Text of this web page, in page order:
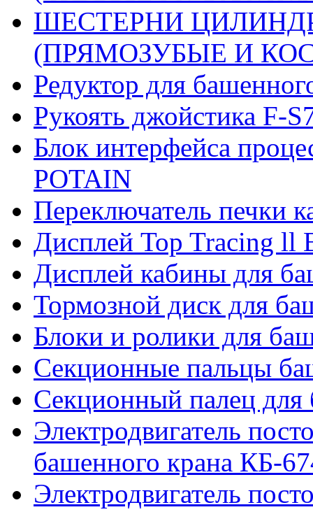
ШЕСТЕРНИ
(ПРЯМОЗУБЫЕ И
Редуктор для
Рукоять джойстика F-
Блок интерфейса
POTAIN
Переключатель печки
Дисплей Top Tracing ll
Дисплей кабины для
Тормозной диск для
Блоки и ролики для
Секционные пальцы
Секционный палец
Электродвигатель
башенного крана КБ-
Электродвигатель